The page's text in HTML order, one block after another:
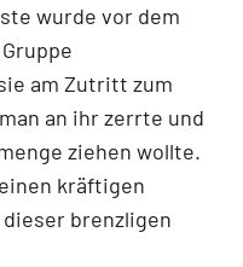
wurde vor dem
am Zutritt zum
an ihr zerrte und
ziehen wollte.
kräftigen
brenzligen